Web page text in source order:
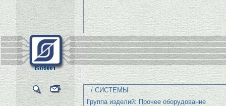
/ СИСТЕМЫ
Группа изделий: Прочее оборудование